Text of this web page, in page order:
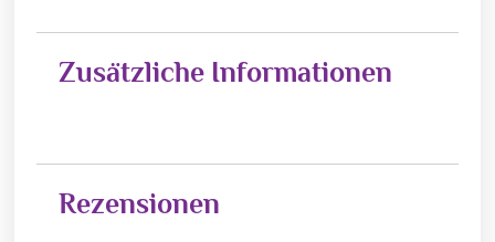
Zusätzliche Informationen
Rezensionen